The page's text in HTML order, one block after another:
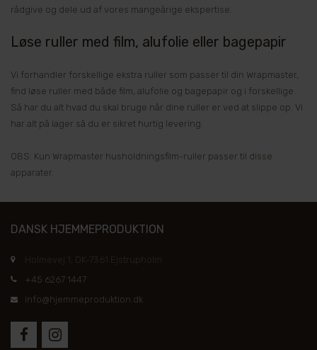
rådgive og dele ud af vores mangeårige ekspertise.
Løse ruller med film, alufolie eller bagepapir
Vi forhandler forskellige ekstra ruller som passer til din Wrapmaster,
find løse ruller med både film, alufolie og bagepapir og i forskellige.
Så har du alt hvad du skal bruge når dine ruller er ved at slippe op. Vi
har alt på lager så du er sikret hurtig levering.
OBS: Kun Wrapmaster husholdningsfilm-ruller passer til disse
apparater.
DANSK HJEMMEPRODUKTION
Holmevej 1, DK-7361 Ejstrupholm
+45 6267 1447
info@hjemmeproduktion.dk